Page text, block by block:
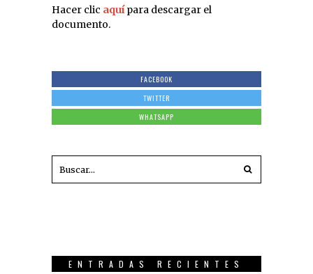
Hacer clic aquí para descargar el
documento.
FACEBOOK
TWITTER
WHATSAPP
ENTRADAS RECIENTES